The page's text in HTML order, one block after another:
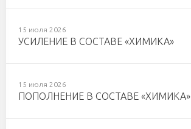
15 июля 2026
УСИЛЕНИЕ В СОСТАВЕ «ХИМИКА»
15 июля 2026
ПОПОЛНЕНИЕ В СОСТАВЕ «ХИМИКА»